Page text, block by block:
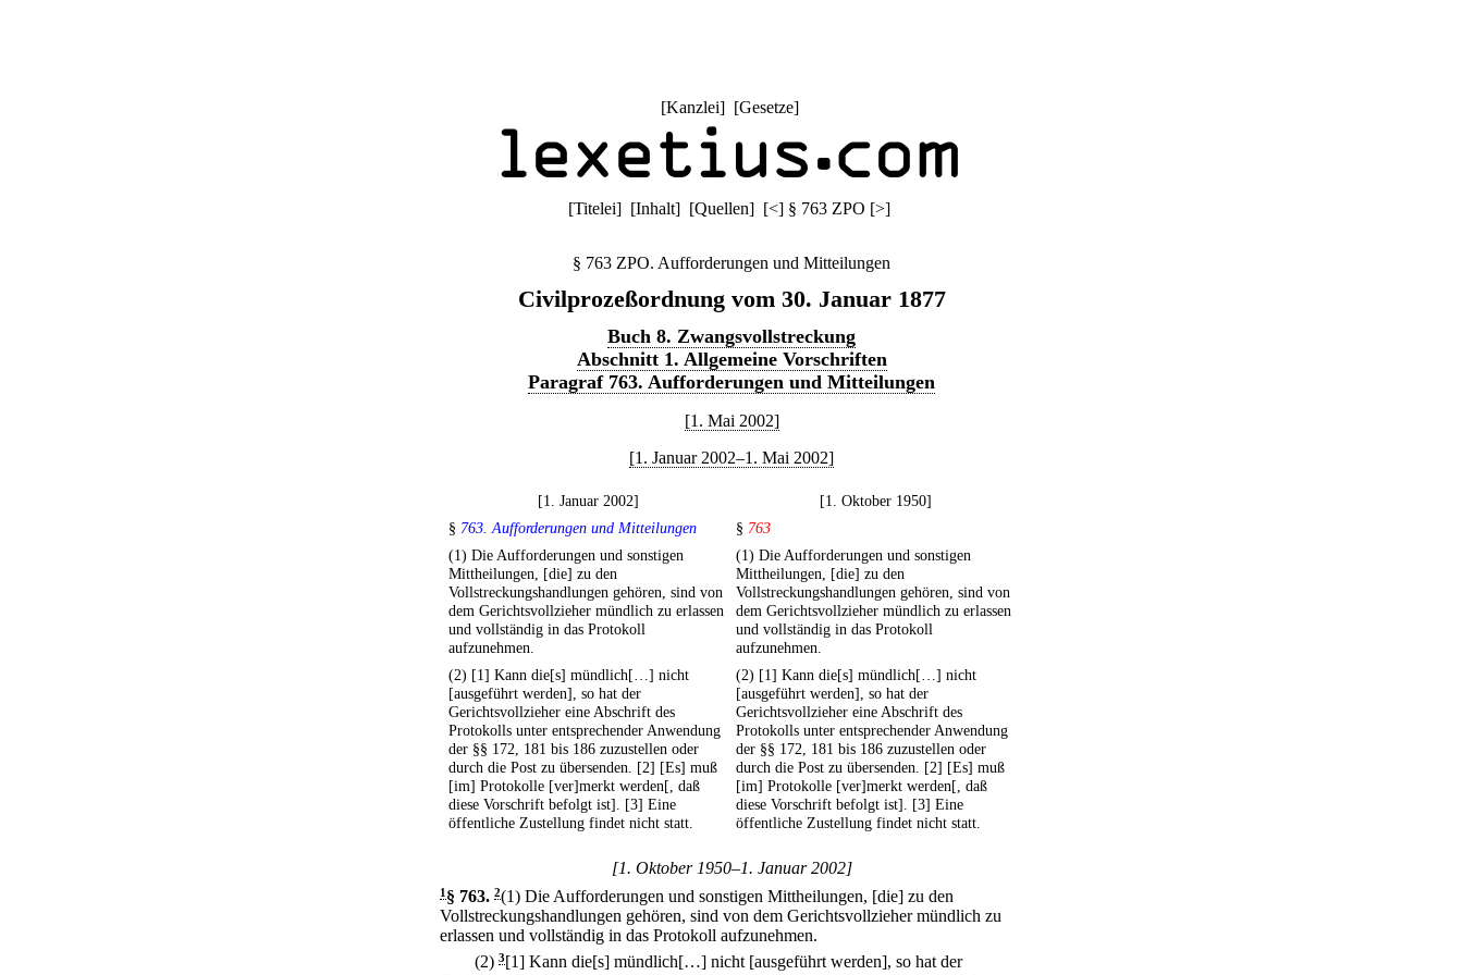
[Kanzlei] [Gesetze]
[Titelei] [Inhalt] [Quellen] [<] § 763 ZPO [>]
§ 763 ZPO. Aufforderungen und Mitteilungen
Civilprozeßordnung vom 30. Januar 1877
Buch 8. Zwangsvollstreckung
Abschnitt 1. Allgemeine Vorschriften
Paragraf 763. Aufforderungen und Mitteilungen
[1. Mai 2002]
[1. Januar 2002–1. Mai 2002]
[1. Januar 2002]
[1. Oktober 1950]
§ 763. Aufforderungen und Mitteilungen § 763
(1) Die Aufforderungen und sonstigen
Mittheilungen, [die] zu den
Vollstreckungshandlungen gehören, sind von
dem Gerichtsvollzieher mündlich zu erlassen
und vollständig in das Protokoll
aufzunehmen.
(1) Die Aufforderungen und sonstigen
Mittheilungen, [die] zu den
Vollstreckungshandlungen gehören, sind von
dem Gerichtsvollzieher mündlich zu erlassen
und vollständig in das Protokoll
aufzunehmen.
(2) [1] Kann die[s] mündlich[…] nicht
[ausgeführt werden], so hat der
Gerichtsvollzieher eine Abschrift des
Protokolls unter entsprechender Anwendung
der §§ 172, 181 bis 186 zuzustellen oder
durch die Post zu übersenden. [2] [Es] muß
[im] Protokolle [ver]merkt werden[, daß
diese Vorschrift befolgt ist]. [3] Eine
öffentliche Zustellung findet nicht statt.
(2) [1] Kann die[s] mündlich[…] nicht
[ausgeführt werden], so hat der
Gerichtsvollzieher eine Abschrift des
Protokolls unter entsprechender Anwendung
der §§ 172, 181 bis 186 zuzustellen oder
durch die Post zu übersenden. [2] [Es] muß
[im] Protokolle [ver]merkt werden[, daß
diese Vorschrift befolgt ist]. [3] Eine
öffentliche Zustellung findet nicht statt.
[1. Oktober 1950–1. Januar 2002]
1§ 763. 2(1) Die Aufforderungen und sonstigen Mittheilungen, [die] zu den
Vollstreckungshandlungen gehören, sind von dem Gerichtsvollzieher mündlich zu
erlassen und vollständig in das Protokoll aufzunehmen.
(2) 3[1] Kann die[s] mündlich[…] nicht [ausgeführt werden], so hat der